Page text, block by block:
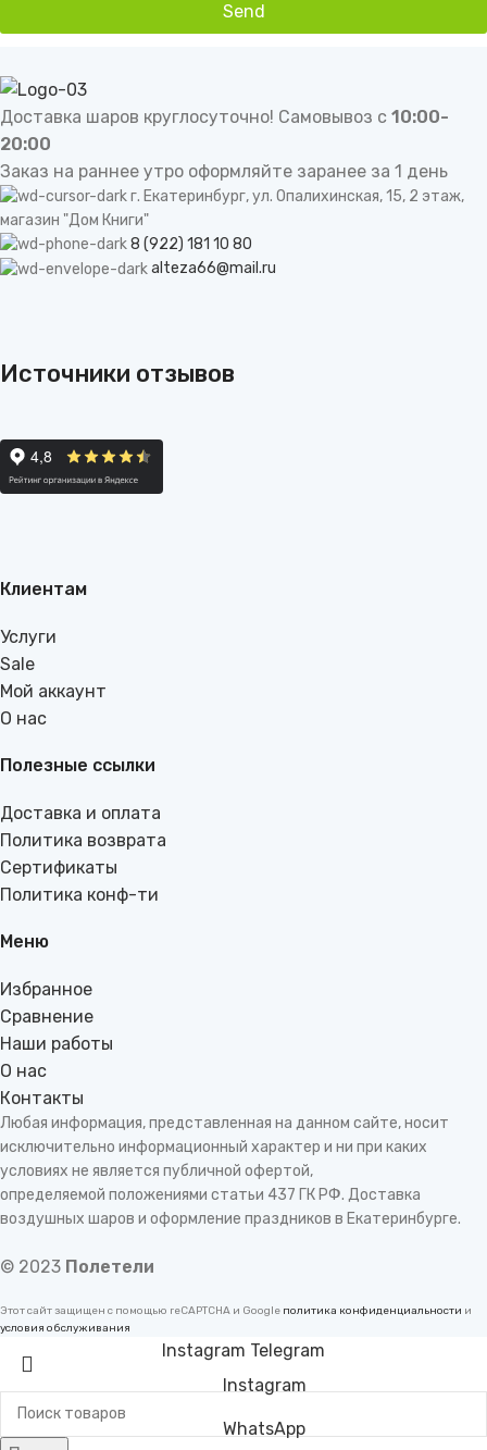
Send
This
should
be
left
blank
Доставка шаров круглосуточно! Самовывоз с 10:00-
20:00
Заказ на раннее утро оформляйте заранее за 1 день
г. Екатеринбург, ул. Опалихинская, 15, 2 этаж,
магазин "Дом Книги"
8 (922) 181 10 80
alteza66@mail.ru
Источники отзывов
Клиентам
Услуги
Sale
Мой аккаунт
О нас
Полезные ссылки
Доставка и оплата
Политика возврата
Сертификаты
Политика конф-ти
Меню
Избранное
Сравнение
Наши работы
О нас
Контакты
Любая информация, представленная на данном сайте, носит
исключительно информационный характер и ни при каких
условиях не является публичной офертой,
определяемой положениями статьи 437 ГК РФ. Доставка
воздушных шаров и оформление праздников в Екатеринбурге.
© 2023 Полетели
Этот сайт защищен с помощью reCAPTCHA и Google политика конфиденциальности и
условия обслуживания
Instagram Telegram
Instagram
WhatsApp